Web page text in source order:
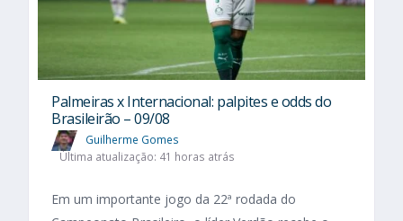
Palmeiras x Internacional: palpites e odds do
Brasileirão – 09/08
Guilherme Gomes
Última atualização: 41 horas atrás
Em um importante jogo da 22ª rodada do